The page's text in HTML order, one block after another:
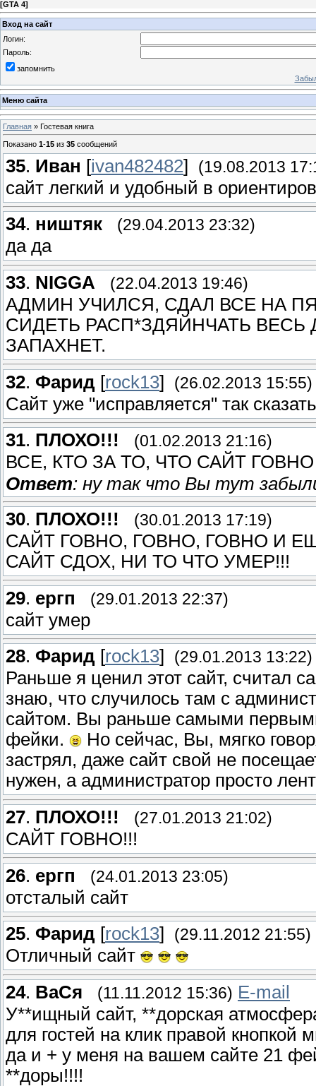
[GTA 4]
Вход на сайт
Логин:
Пароль:
запомнить
Меню сайта
Главная » Гостевая книга
Показано 1-15 из 35 сообщений
35. Иван [ivan482482] (19.08.2013
сайт легкий и удобный в
34. ништяк (29.04.2013 23:32)
да да
33. NIGGA (22.04.2013 19:46)
АДМИН УЧИЛСЯ, СДАЛ ВСЕ НА
СИДЕТЬ РАСП*ЗДЯЙНЧАТЬ ВЕСЬ
ЗАПАХНЕТ.
32. Фарид [rock13] (26.02.2013 15:55)
Сайт уже "исправляется" так
31. ПЛОХО!!! (01.02.2013 21:16)
ВСЕ, КТО ЗА ТО, ЧТО САЙТ
Ответ: ну так что Вы тут
30. ПЛОХО!!! (30.01.2013 17:19)
САЙТ ГОВНО, ГОВНО, ГОВНО И
САЙТ СДОХ, НИ ТО ЧТО УМЕР!!!
29. ергп (29.01.2013 22:37)
сайт умер
28. Фарид [rock13] (29.01.2013 13:22)
Раньше я ценил этот сайт, считал
знаю, что случилось там с
сайтом. Вы раньше самыми
фейки.
Но сейчас, Вы, мягко
застрял, даже сайт свой не
нужен, а администратор просто
27. ПЛОХО!!! (27.01.2013 21:02)
САЙТ ГОВНО!!!
26. ергп (24.01.2013 23:05)
отсталый сайт
25. Фарид [rock13] (29.11.2012 21:55)
Отличный сайт
24. ВаСя (11.11.2012 15:36) E-mail
У**ищный сайт, **дорская
для гостей на клик правой
да и + у меня на вашем сайте 21
**доры!!!!